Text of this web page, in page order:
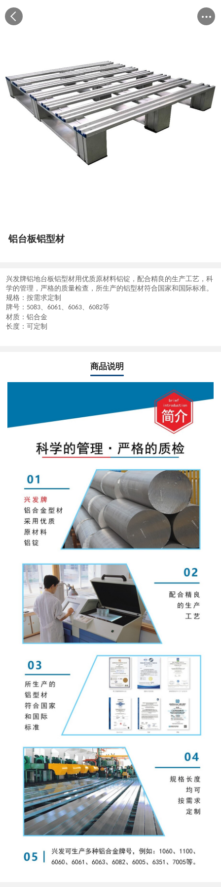
铝台板铝型材
兴发牌铝地台板铝型材用优质原材料铝锭，配合精良的生产工艺，科
学的管理，严格的质量检查，所生产的铝型材符合国家和国际标准。
规格：按需求定制
牌号： 5083、 6061、 6063、 6082等
材质：铝合金
长度：可定制
商品说明